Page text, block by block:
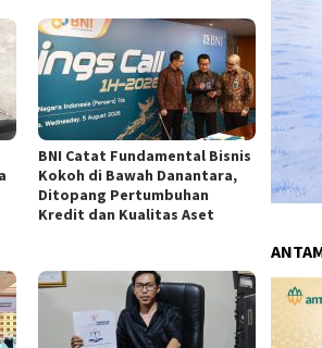
BNI Catat Fundamental Bisnis
Kokoh di Bawah Danantara,
Ditopang Pertumbuhan
Kredit dan Kualitas Aset